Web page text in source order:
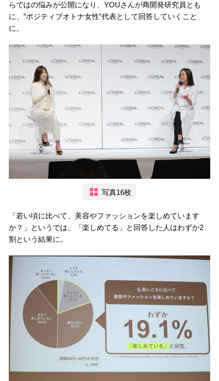
らではの悩みが公開になり、YOUさんが商開発研究員とも
に、”ポジティブオトナ女性”代表として回答していくこと
に。
写真16枚
「若い頃に比べて、美容やファッションを楽しめています
か？」というでは、「楽しめてる」と回答した人はわずか2
割という結果に。